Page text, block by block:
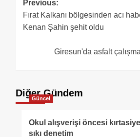
Previous:
Fırat Kalkanı bölgesinden acı
Kenan Şahin şehit oldu
Giresun'da asfalt
Diğer Gündem
Güncel
Okul alışverişi öncesi
sıkı denetim